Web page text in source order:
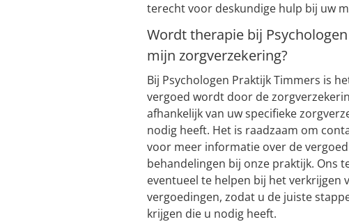
terecht voor deskundige hulp bij uw
Wordt therapie bij
mijn zorgverzekering?
Bij Psychologen Praktijk Timmers is
vergoed wordt door de
afhankelijk van uw specifieke
nodig heeft. Het is raadzaam om
voor meer informatie over de
behandelingen bij onze praktijk. Ons
eventueel te helpen bij het
vergoedingen, zodat u de juiste
krijgen die u nodig heeft.